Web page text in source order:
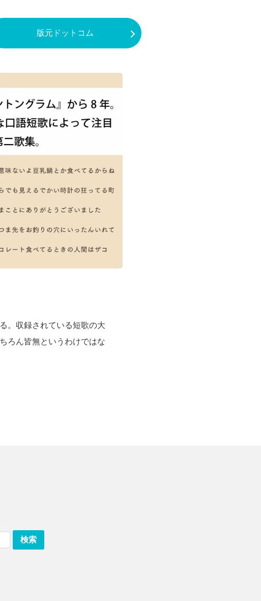
版元ドットコム
。収録されている短歌の大
ろん皆無というわけではな